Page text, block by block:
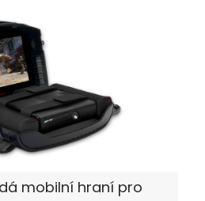
mobilní hraní pro